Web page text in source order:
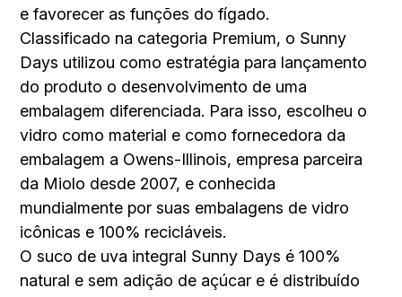
e favorecer as funções do fígado.
Classificado na categoria Premium, o Sunny
Days utilizou como estratégia para lançamento
do produto o desenvolvimento de uma
embalagem diferenciada. Para isso, escolheu o
vidro como material e como fornecedora da
embalagem a Owens-Illinois, empresa parceira
da Miolo desde 2007, e conhecida
mundialmente por suas embalagens de vidro
icônicas e 100% recicláveis.
O suco de uva integral Sunny Days é 100%
natural e sem adição de açúcar e é distribuído